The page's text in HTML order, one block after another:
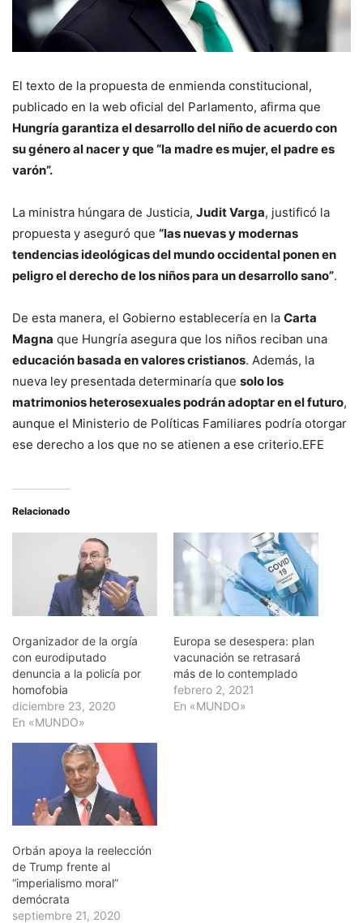
El texto de la propuesta de enmienda constitucional,
publicado en la web oficial del Parlamento, afirma que
Hungría garantiza el desarrollo del niño de acuerdo con
su género al nacer y que “la madre es mujer, el padre es
varón”.
La ministra húngara de Justicia, Judit Varga, justificó la
propuesta y aseguró que “las nuevas y modernas
tendencias ideológicas del mundo occidental ponen en
peligro el derecho de los niños para un desarrollo sano”.
De esta manera, el Gobierno establecería en la Carta
Magna que Hungría asegura que los niños reciban una
educación basada en valores cristianos. Además, la
nueva ley presentada determinaría que solo los
matrimonios heterosexuales podrán adoptar en el futuro,
aunque el Ministerio de Políticas Familiares podría otorgar
ese derecho a los que no se atienen a ese criterio.EFE
Relacionado
Organizador de la orgía
con eurodiputado
denuncia a la policía por
homofobia
diciembre 23, 2020
En «MUNDO»
Europa se desespera: plan
vacunación se retrasará
más de lo contemplado
febrero 2, 2021
En «MUNDO»
Orbán apoya la reelección
de Trump frente al
“imperialismo moral”
demócrata
septiembre 21, 2020